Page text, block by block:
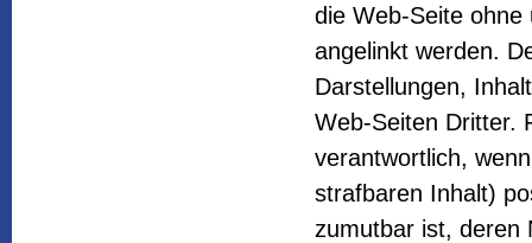
die Web-Seite
angelinkt werden.
Darstellungen,
Web-Seiten Dritter.
verantwortlich,
strafbaren Inhalt)
zumutbar ist, deren